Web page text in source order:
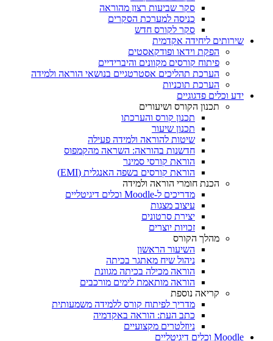
סקר שביעות רצון מהוראה
כניסה למערכת הסקרים
סקר לקורס חדש
שירותים ליחידה אקדמית
הפקת וידאו ופודקאסטים
פיתוח קורסים מקוונים והיברידיים
הערכת תהליכים אסטרטגיים בנושאי הוראה ולמידה
הערכת תוכניות
ידע וכלים פדגוגיים
תכנון הקורס ושיעורים
תכנון קורס והערכתו
תכנון שיעור
שיטות להוראה ולמידה פעילה
חדשנות בהוראה: השראה מהקמפוס
הוראת קורסי סמינר
הוראת קורסים בשפה האנגלית (EMI)
הכנת חומרי הוראה ולמידה
מדריכים ל-Moodle וכלים דיגיטליים
עיצוב מצגות
יצירת סרטונים
זכויות יוצרים
מהלך הקורס
השיעור הראשון
ניהול שיח מאתגר בכיתה
הוראה מכילה בכיתה מגוונת
הוראה מותאמת לימים מורכבים
קריאה נוספת
מדריך לפיתוח קורס ללמידה משמעותית
כתב העת: הוראה באקדמיה
ניוזלטרים מקצועיים
Moodle וכלים דיגיטליים